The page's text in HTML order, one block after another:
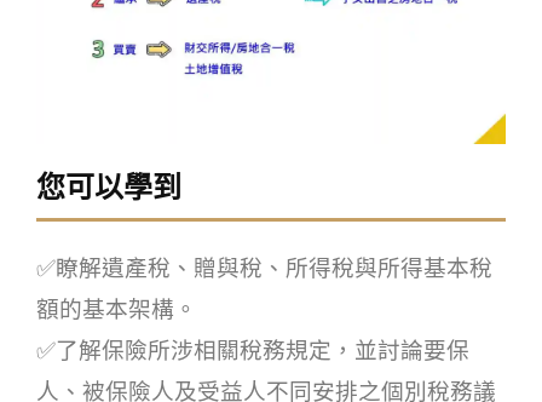
您可以學到
✅瞭解遺產稅、贈與稅、所得稅與所得基本稅
額的基本架構。
✅了解保險所涉相關稅務規定，並討論要保
人、被保險人及受益人不同安排之個別稅務議